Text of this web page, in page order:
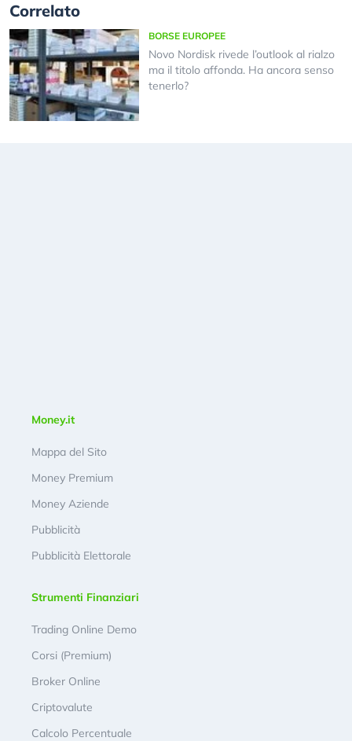
Correlato
BORSE EUROPEE
Novo Nordisk rivede l’outlook al rialzo
ma il titolo affonda. Ha ancora senso
tenerlo?
Money.it
Mappa del Sito
Money Premium
Money Aziende
Pubblicità
Pubblicità Elettorale
Strumenti Finanziari
Trading Online Demo
Corsi (Premium)
Broker Online
Criptovalute
Calcolo Percentuale